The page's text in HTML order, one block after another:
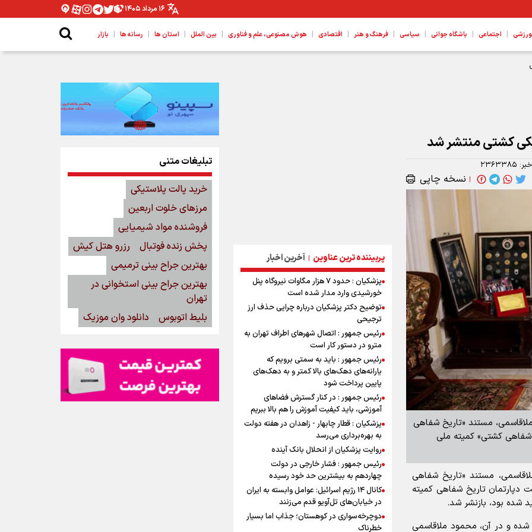
۱۶ مرداد ۱۴۰۵
ورزشی | اجتماعی | باشگاه جوانی | سیاسی | فرهنگ و هنر | اقتصادی | هوش مصنوعی، علم و فناوری | بین الملل | استان ها | رسانه ها | بازار
کشتی منتشر شد
۲۳۶۳۳۸۵
| نسخه چاپی
مستند «تاریخ شفاهی
شفاهی کشتی» کمیته ملی
مستند «تاریخ شفاهی
المپیکی کشتی» که در سال ۱۳۹۸ به همت دپارتمان تاریخ شفاهی کمیته
شده بود، بازنشر شد.
و در آن، محمود ملاقاسمی
پربیننده ترین عناوین | آخرین اخبار
پزشکیان : حدود ۷ هزار مگاوات نیروگاه پنل
خورشیدی وارد مدار شده است
توضیح دکتر پزشکیان درباره چرایی حذف ارز
ترجیحی
رئیس جمهور : اتصال شهرهای اطراف تهران به
مترو در دستور کار است
رئیس جمهور : باید به سمتی برویم که
یارانه‌های دهک‌های بالا کمتر و به دهک‌های
پایین پرداخت شود
رئیس جمهور : در کنار گسترش فضاهای
آموزشی، باید کیفیت آموزش را هم بالا ببریم
پزشکیان : قطار چابهار - زاهدان در هفته دولت
به بهره‌برداری می‌رسد
روایت پزشکیان از انحلال بانک آینده
رئیس جمهور : فشار خارجی در دولت
چهاردهم به بیشترین حد خود رسیده
کانال ۱۴ رژیم اسرائیل: عوامل وابسته به ایران
در خیابان‌های تل‌آویو قدم می‌زنند
دوچرخه‌سواری در کوهستان؛ جذاب اما بسیار
خطرناک
تبلیغات متنی
خرید پالت پلاستیکی
مرزهای خلوت اربعین
فروشنده مواد شیمیایی
پخش زنده فوتبال
رزرو هتل کیش
بهترین جراح بینی ترمیمی
بهترین جراح بینی استخوانی در
تهران
بلیط اتوبوس
دانلود وان موزیک